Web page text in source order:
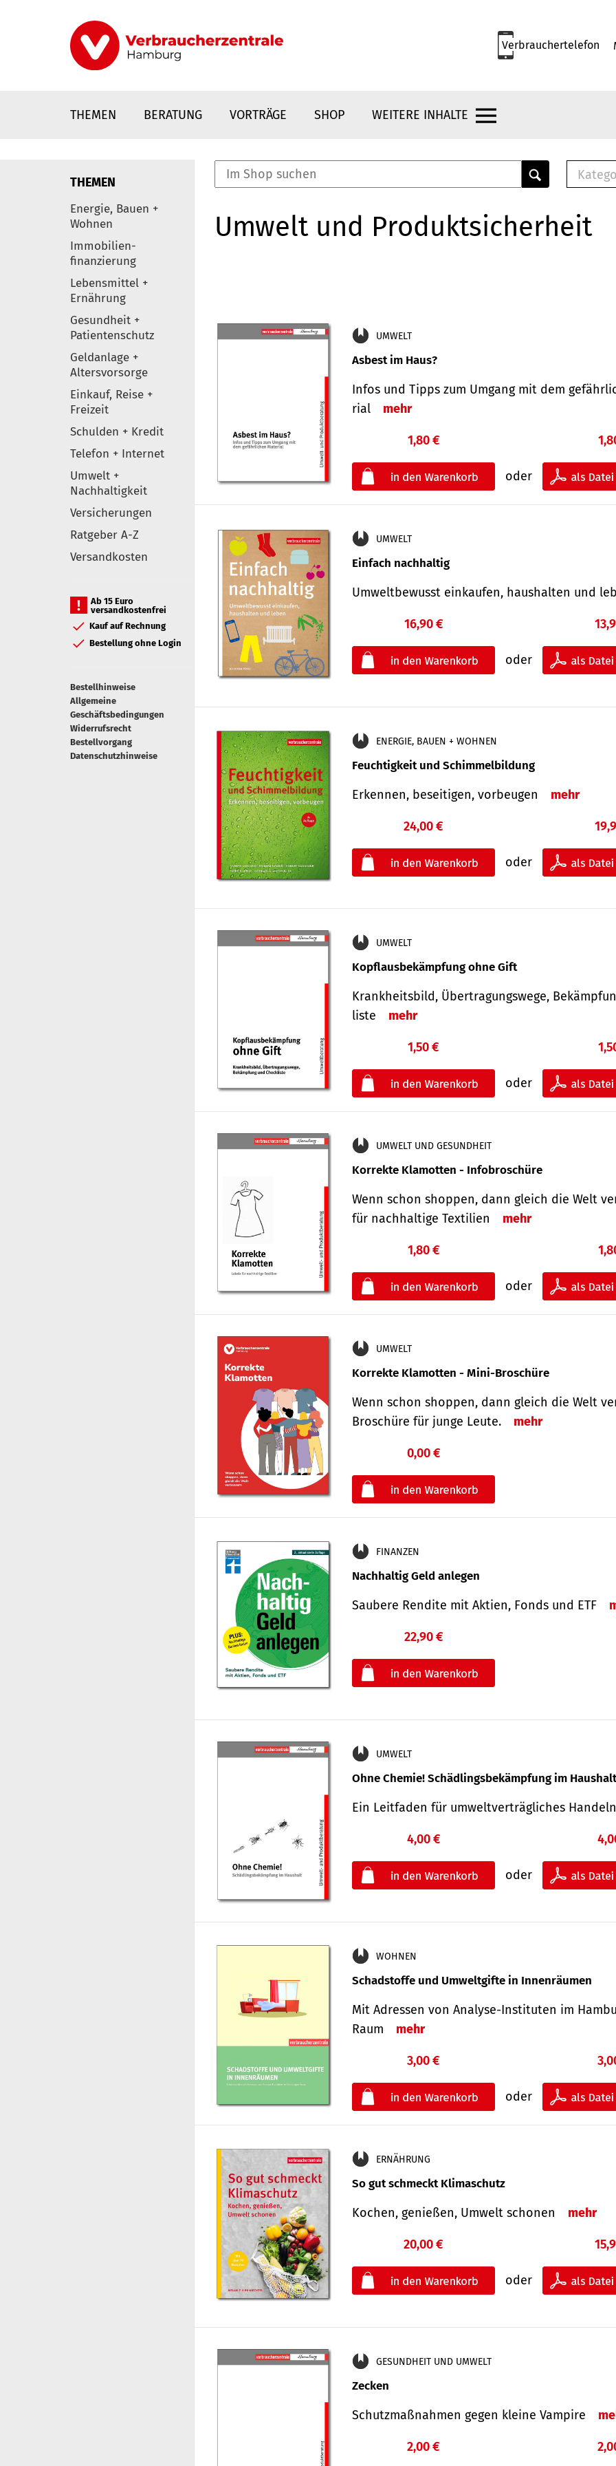
Verbrauchertelefon
THEMEN BERATUNG VORTRÄGE SHOP WEITERE INHALTE
Elemente
THEMEN
Energie, Bauen +
Wohnen
Immobilien-
finanzierung
Lebensmittel +
Ernährung
Gesundheit +
Patientenschutz
Geldanlage +
Altersvorsorge
Einkauf, Reise +
Freizeit
Schulden + Kredit
Telefon + Internet
Umwelt +
Nachhaltigkeit
Versicherungen
Ratgeber A-Z
Versandkosten
Ab 15 Euro
versandkostenfrei
Kauf auf Rechnung
Bestellung ohne Login
Bestellhinweise
Allgemeine
Geschäftsbedingungen
Widerrufsrecht
Bestellvorgang
Datenschutzhinweise
Umwelt und Produktsicherheit
UMWELT
Asbest im Haus?
Infos und Tipps zum Um­gang mit dem
rial
mehr
1,80 €
oder
UMWELT
Einfach nachhaltig
Umweltbewusst einkaufen, haushalten und
16,90 €
oder
ENERGIE, BAUEN + WOHNEN
Feuchtigkeit und Schimmelbildung
Erkennen, beseitigen, vorbeugen mehr
24,00 €
oder
UMWELT
Kopflausbekämpfung ohne Gift
Krankheits­bild, Übertra­gungs­wege,
liste
mehr
1,50 €
oder
UMWELT UND GESUNDHEIT
Korrekte Klamotten - Infobroschüre
Wenn schon shoppen, dann gleich die Welt
für nachhaltige Textilien
mehr
1,80 €
oder
UMWELT
Korrekte Klamotten - Mini-Broschüre
Wenn schon shoppen, dann gleich die Welt
Broschüre für junge Leute.
mehr
0,00 €
FINANZEN
Nachhaltig Geld anlegen
Saubere Rendite mit Aktien, Fonds und ETF
22,90 €
UMWELT
Ohne Chemie! Schädlingsbekämpfung im Haushalt
Ein Leitfaden für um­welt­ver­träg­liches Han­deln
4,00 €
oder
WOHNEN
Schadstoffe und Umweltgifte in Innenräumen
Mit Adressen von Analyse-Insti­tuten im
Raum
mehr
3,00 €
oder
ERNÄHRUNG
So gut schmeckt Klimaschutz
Kochen, genießen, Umwelt schonen mehr
20,00 €
oder
GESUNDHEIT UND UMWELT
Zecken
Schutz­maß­nahmen gegen kleine Vampire
2,00 €